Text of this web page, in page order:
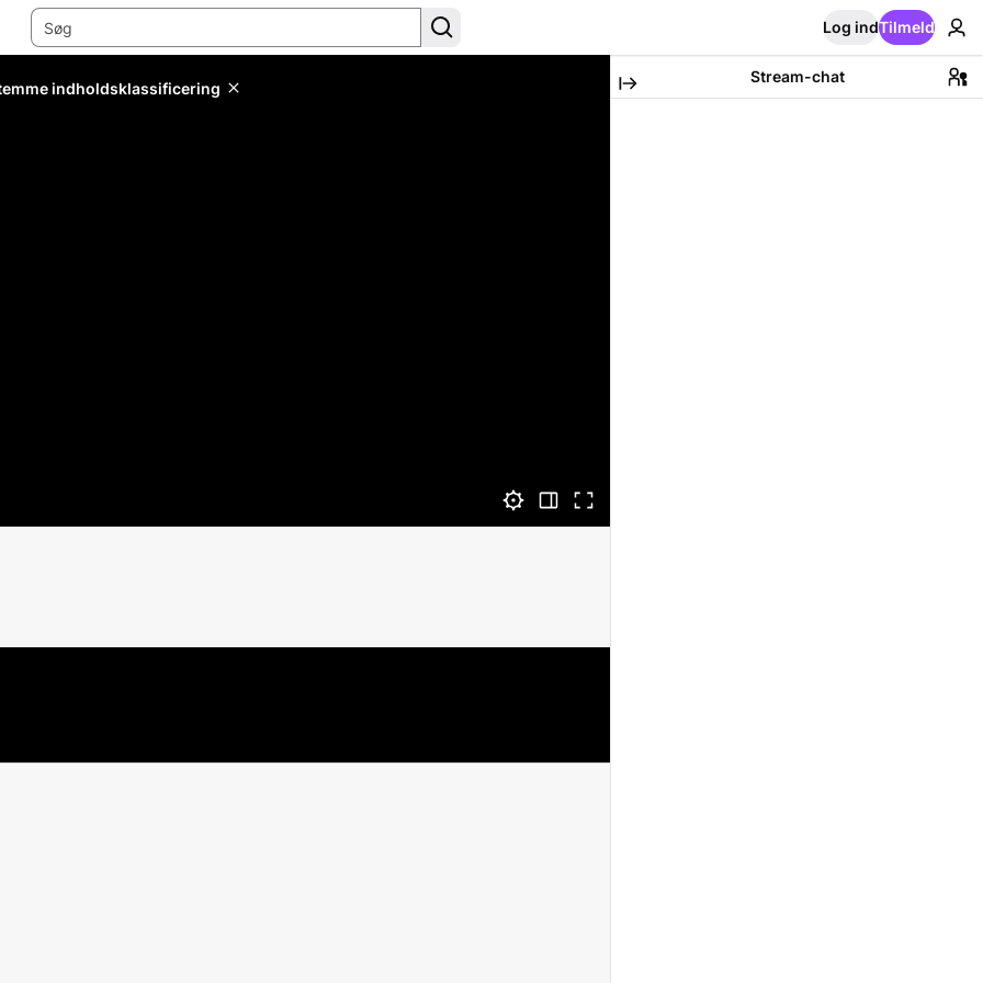
Log indTilmeld
indholdsklassificering
Stream-chat